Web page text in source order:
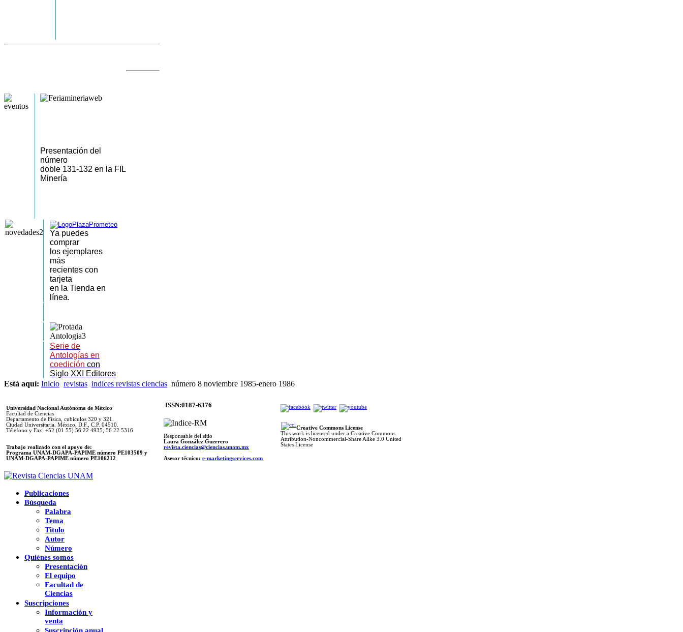
Presentación del
número
doble 131-132 en la FIL
Minería
Ya puedes
comprar
los ejemplares
más
recientes con
tarjeta
en la Tienda en
línea.
Serie de
Antologías en
coedición con
Siglo XXI Editores
Está aquí: Inicio revistas indices revistas ciencias número 8 noviembre 1985-enero 1986
Universidad Nacional Autónoma de México
Facultad de Ciencias
Departamento de Física, cubículos 320 y 321.
Ciudad Universitaria. México, D.F., C.P. 04510.
Télefono y Fax: +52 (01 55) 56 22 4935, 56 22 5316
Trabajo realizado con el apoyo de:
Programa UNAM-DGAPA-PAPIME número PE103509 y
UNAM-DGAPA-PAPIME número PE106212
ISSN:0187-6376
Responsable del sitio
Laura González Guerrero
revista.ciencias@ciencias.unam.mx
Asesor técnico: e-marketingservices.com
Creative Commons License
This work is licensed under a Creative Commons
Attribution-Noncommercial-Share Alike 3.0 United
States License
Publicaciones
Búsqueda
Palabra
Tema
Titulo
Autor
Número
Quiénes somos
Presentación
El equipo
Facultad de
Ciencias
Suscripciones
Información y
venta